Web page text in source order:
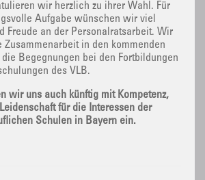
wir herzlich zu ihrer Wahl. Für
Aufgabe wünschen wir viel
Freude an der Personalratsarbeit. Wir
Zusammenarbeit in den kommenden
Begegnungen bei den Fortbildungen
des VLB.
wir uns auch künftig mit Kompetenz,
für die Interessen der
Schulen in Bayern ein.